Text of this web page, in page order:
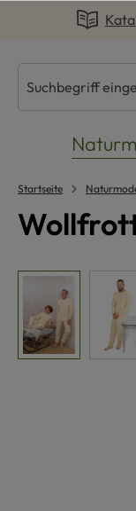
Zur
Startseite
Bildergalerie